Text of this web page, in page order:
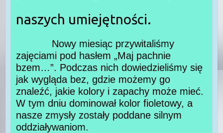
naszych umiejętności.
Nowy miesiąc przywitaliśmy
zajęciami pod hasłem „Maj pachnie
bzem…”. Podczas nich dowiedzieliśmy się
jak wygląda bez, gdzie możemy go
znaleźć, jakie kolory i zapachy może mieć.
W tym dniu dominował kolor fioletowy, a
nasze zmysły zostały poddane silnym
oddziaływaniom.